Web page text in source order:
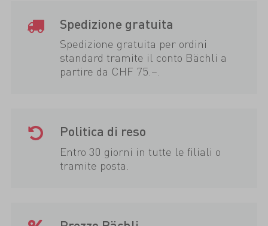
Spedizione gratuita
Spedizione gratuita per ordini
standard tramite il conto Bächli a
partire da CHF 75.–.
Politica di reso
Entro 30 giorni in tutte le filiali o
tramite posta.